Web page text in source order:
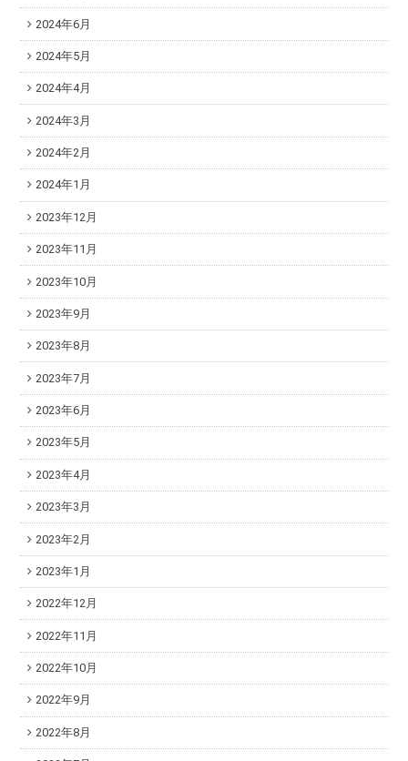
2024年6月
2024年5月
2024年4月
2024年3月
2024年2月
2024年1月
2023年12月
2023年11月
2023年10月
2023年9月
2023年8月
2023年7月
2023年6月
2023年5月
2023年4月
2023年3月
2023年2月
2023年1月
2022年12月
2022年11月
2022年10月
2022年9月
2022年8月